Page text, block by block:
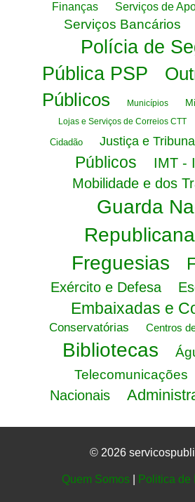
Finanças
Serviços de
Serviços Bancários
Polícia de
Pública PSP
Públicos
Municípios
Lojas e Serviços de Correios CTT
Cidadão
Justiça e
Públicos
IMT -
Mobilidade e dos
Guarda
Freguesias
Exército e Defesa
Embaixadas e
Conservatórias Centros
Bibliotecas
Telecomunicações
Nacionais
© 2026
Quem Somos| Politica de